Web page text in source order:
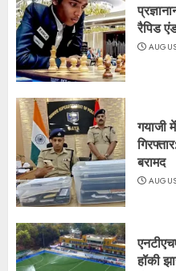
रैपिड
गयाजी
बरामद
हॉकी